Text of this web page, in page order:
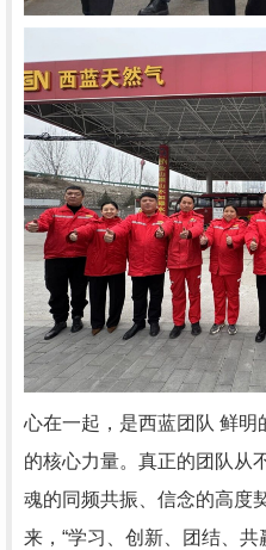
心在一起，是西蓝团队 鲜
的核心力量。真正的团队从
魂的同频共振、信念的高度
来，“学习、创新、团结、共